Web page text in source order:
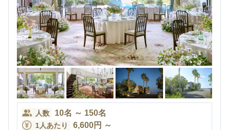
人数 10名 ～ 150名
1人あたり 6,600円 ～